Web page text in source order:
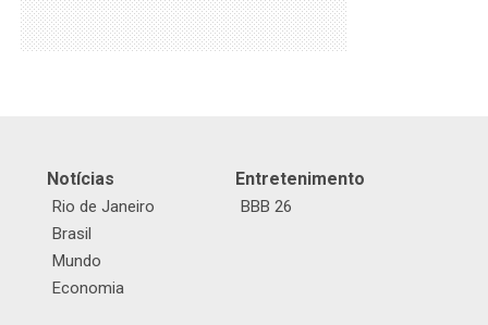
Notícias
Rio de Janeiro
Brasil
Mundo
Economia
Entretenimento
BBB 26